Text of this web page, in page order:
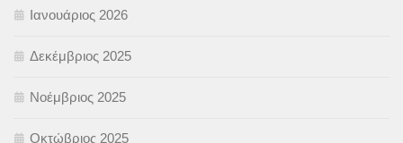
Ιανουάριος 2026
Δεκέμβριος 2025
Νοέμβριος 2025
Οκτώβριος 2025